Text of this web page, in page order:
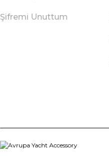
Şifremi Unuttum